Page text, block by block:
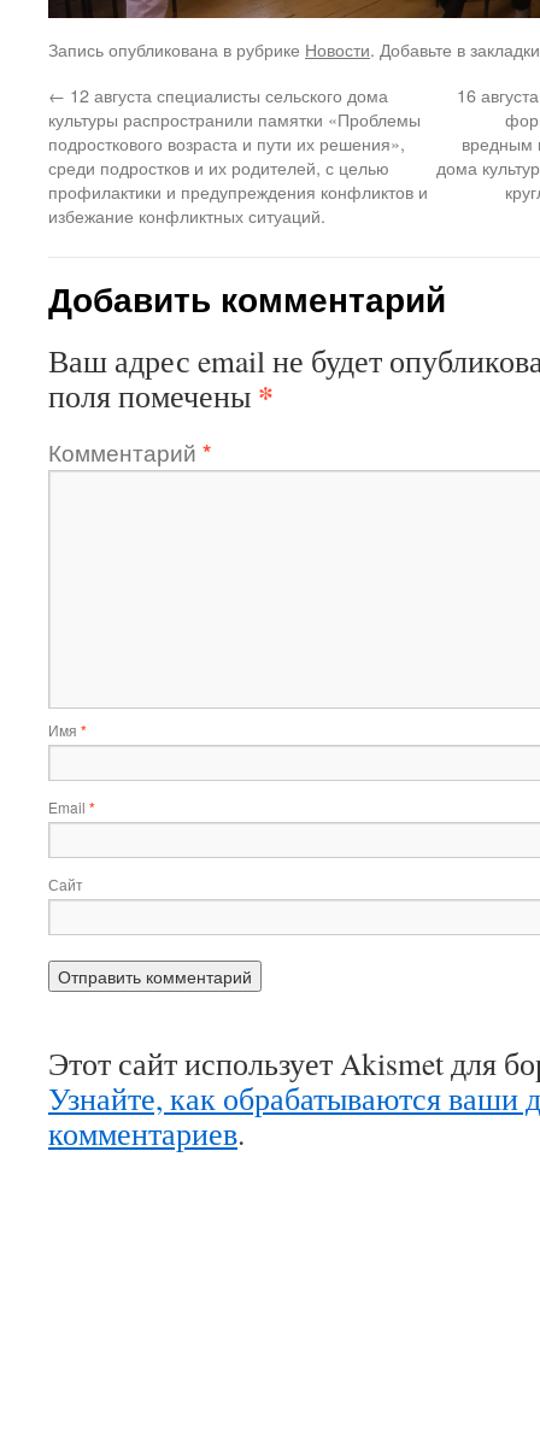
Запись опубликована в рубрике Новости. Добавьте в
← 12 августа специалисты сельского дома
культуры распространили памятки «Проблемы
подросткового возраста и пути их решения»,
среди подростков и их родителей, с целью
профилактики и предупреждения конфликтов и
избежание конфликтных ситуаций.
16
вредным
дома
Добавить комментарий
Ваш адрес email не будет
поля помечены *
Комментарий *
Имя *
Email *
Сайт
Этот сайт использует Akismet для
Узнайте, как обрабатываются ваши
комментариев.